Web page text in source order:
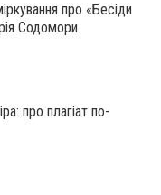
про «Бесіди
Содомори
про плагіат по-